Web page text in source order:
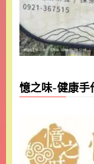
憶之味-健康手